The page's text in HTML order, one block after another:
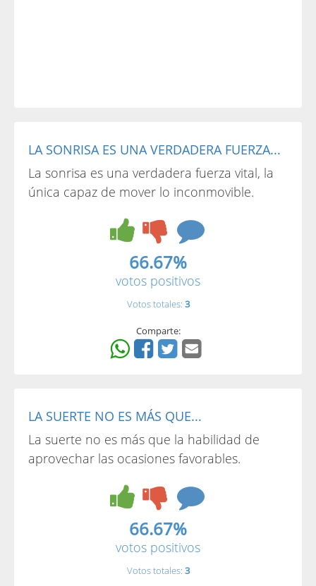
LA SONRISA ES UNA VERDADERA FUERZA...
La sonrisa es una verdadera fuerza vital, la
única capaz de mover lo inconmovible.
66.67%
votos positivos
Votos totales: 3
Comparte:
LA SUERTE NO ES MÁS QUE...
La suerte no es más que la habilidad de
aprovechar las ocasiones favorables.
66.67%
votos positivos
Votos totales: 3